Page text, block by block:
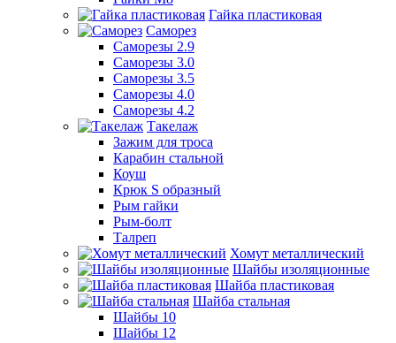
Гайка пластиковая
Саморез
Саморезы 2.9
Саморезы 3.0
Саморезы 3.5
Саморезы 4.0
Саморезы 4.2
Такелаж
Зажим для троса
Карабин стальной
Коуш
Крюк S образный
Рым гайки
Рым-болт
Талреп
Хомут металлический
Шайбы изоляционные
Шайба пластиковая
Шайба стальная
Шайбы 10
Шайбы 12